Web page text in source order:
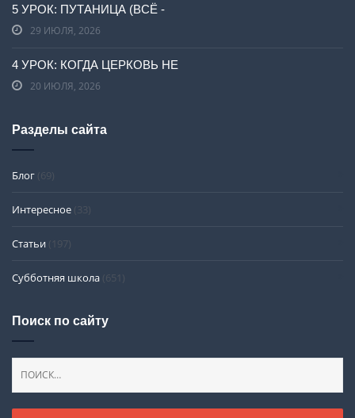
5 УРОК: ПУТАНИЦА (ВСЁ -
29 ИЮЛЯ, 2026
4 УРОК: КОГДА ЦЕРКОВЬ НЕ
20 ИЮЛЯ, 2026
Разделы сайта
Блог (69)
Интересное (33)
Статьи (197)
Субботняя школа (651)
Поиск по сайту